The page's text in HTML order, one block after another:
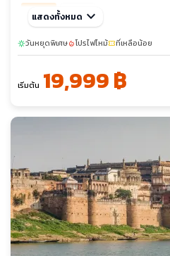
ม.ค. 70
22-25
ก.พ. 70
12-15
19-22
มี.ค. 70 05-08 12-15
แสดงทั้งหมด keyboard_arrow_down
sunnyวันหยุดพิเศษlocal_fire_departmentโปรไฟไหม้confirmation_numberที่เหลือน้อย
เริ่มต้น 19,999 ฿